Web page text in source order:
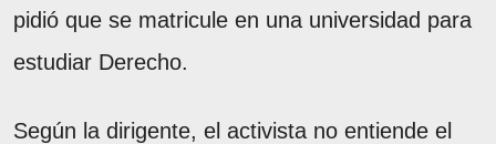
pidió que se matricule en una universidad para
estudiar Derecho.
Según la dirigente, el activista no entiende el